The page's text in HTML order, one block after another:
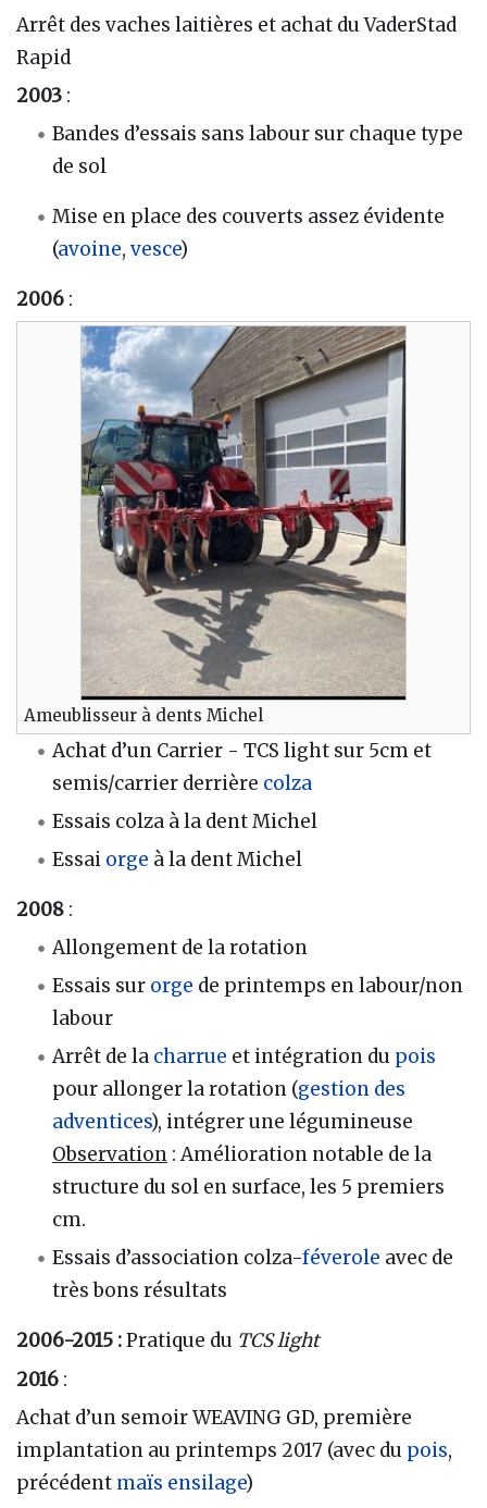
Arrêt des vaches laitières et achat du VaderStad
Rapid
2003 :
Bandes d’essais sans labour sur chaque type
de sol
Mise en place des couverts assez évidente
(avoine,vesce)
2006 :
Ameublisseur à dents Michel
Achat d’un Carrier - TCS light sur 5cm et
semis/carrier derrière colza
Essais colza à la dent Michel
Essai orge à la dent Michel
2008 :
Allongement de la rotation
Essais sur orge de printemps en labour/non
labour
Arrêt de la charrue et intégration du pois
pour allonger la rotation (gestion des
adventices), intégrer une légumineuse
Observation : Amélioration notable de la
structure du sol en surface, les 5 premiers
cm.
Essais d’association colza-féverole avec de
très bons résultats
2006-2015 :Pratique du TCS light
2016 :
Achat d’un semoir WEAVING GD, première
implantation au printemps 2017 (avec du pois,
précédent maïs ensilage)